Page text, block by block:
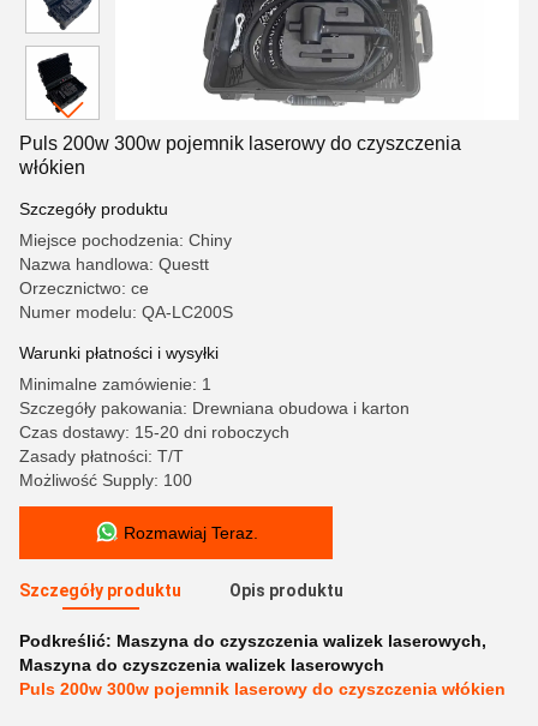
Puls 200w 300w pojemnik laserowy do czyszczenia
włókien
Szczegóły produktu
Miejsce pochodzenia: Chiny
Nazwa handlowa: Questt
Orzecznictwo: ce
Numer modelu: QA-LC200S
Warunki płatności i wysyłki
Minimalne zamówienie: 1
Szczegóły pakowania: Drewniana obudowa i karton
Czas dostawy: 15-20 dni roboczych
Zasady płatności: T/T
Możliwość Supply: 100
Rozmawiaj Teraz.
Szczegóły produktu Opis produktu
Podkreślić: Maszyna do czyszczenia walizek laserowych,
Maszyna do czyszczenia walizek laserowych
Puls 200w 300w pojemnik laserowy do czyszczenia włókien